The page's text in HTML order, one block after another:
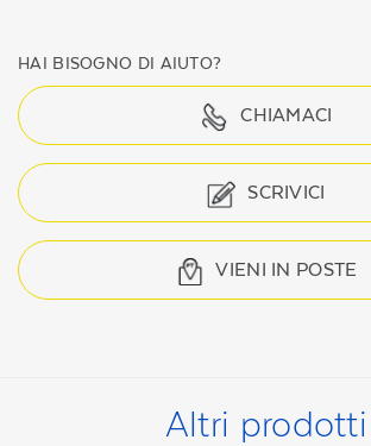
HAI BISOGNO DI AIUTO?
CHIAMACI
SCRIVICI
VIENI IN POSTE
Altri prodotti